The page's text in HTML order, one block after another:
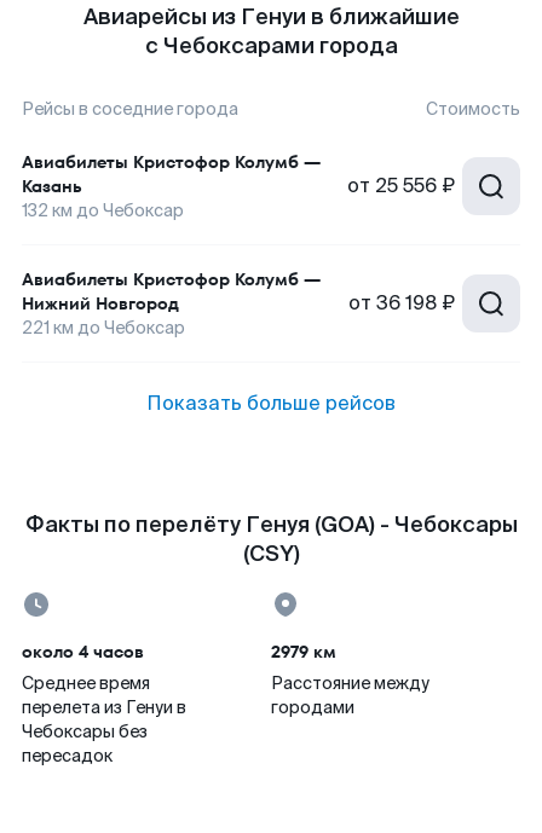
Авиарейсы из Генуи в ближайшие
с Чебоксарами города
Рейсы в соседние города Стоимость
Авиабилеты Кристофор Колумб —
Казань
132 км до Чебоксар
от 25 556 ₽
Авиабилеты Кристофор Колумб —
Нижний Новгород
221 км до Чебоксар
от 36 198 ₽
Показать больше рейсов
Факты по перелёту Генуя (GOA) - Чебоксары
(CSY)
около 4 часов
Среднее время
перелета из Генуи в
Чебоксары без
пересадок
2979 км
Расстояние между
городами